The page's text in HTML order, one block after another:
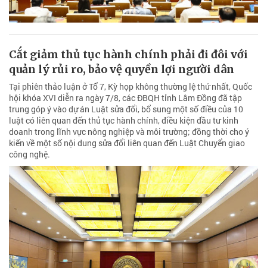
Cắt giảm thủ tục hành chính phải đi đôi với
quản lý rủi ro, bảo vệ quyền lợi người dân
Tại phiên thảo luận ở Tổ 7, Kỳ họp không thường lệ thứ nhất, Quốc
hội khóa XVI diễn ra ngày 7/8, các ĐBQH tỉnh Lâm Đồng đã tập
trung góp ý vào dự án Luật sửa đổi, bổ sung một số điều của 10
luật có liên quan đến thủ tục hành chính, điều kiện đầu tư kinh
doanh trong lĩnh vực nông nghiệp và môi trường; đồng thời cho ý
kiến về một số nội dung sửa đổi liên quan đến Luật Chuyển giao
công nghệ.